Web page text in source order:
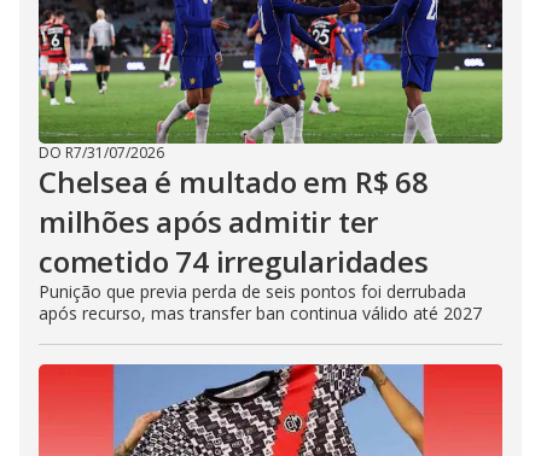
DO R7/31/07/2026
Chelsea é multado em R$ 68
milhões após admitir ter
cometido 74 irregularidades
Punição que previa perda de seis pontos foi derrubada
após recurso, mas transfer ban continua válido até 2027